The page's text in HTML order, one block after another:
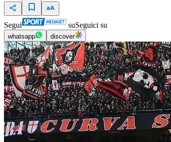
Segui suSeguici su
whatsapp discover